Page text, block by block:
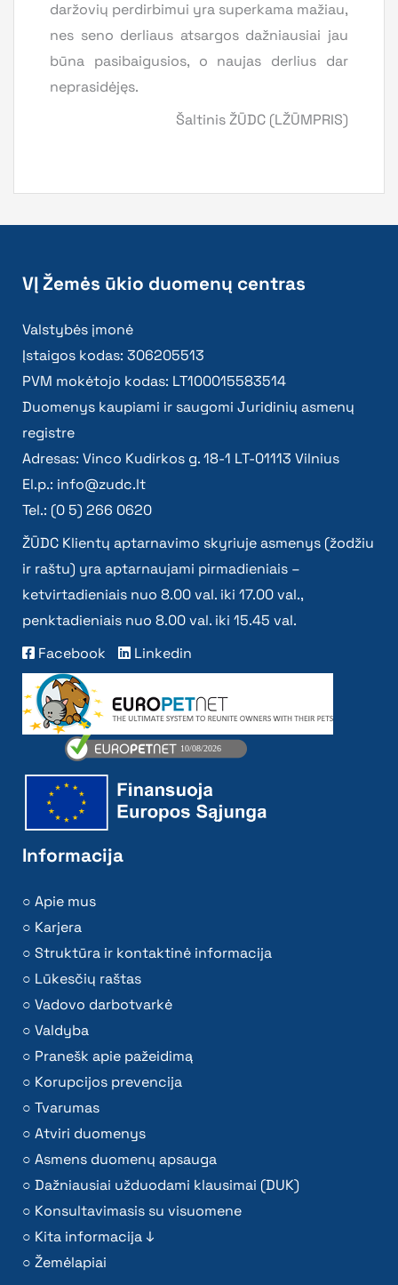
daržovių perdirbimui yra superkama mažiau,
nes seno derliaus atsargos dažniausiai jau
būna pasibaigusios, o naujas derlius dar
neprasidėjęs.
Šaltinis ŽŪDC (LŽŪMPRIS)
VĮ Žemės ūkio duomenų centras
Valstybės įmonė
Įstaigos kodas: 306205513
PVM mokėtojo kodas: LT100015583514
Duomenys kaupiami ir saugomi Juridinių asmenų
registre
Adresas: Vinco Kudirkos g. 18-1 LT-01113 Vilnius
El.p.: info@zudc.lt
Tel.: (0 5) 266 0620
ŽŪDC Klientų aptarnavimo skyriuje asmenys (žodžiu
ir raštu) yra aptarnaujami pirmadieniais –
ketvirtadieniais nuo 8.00 val. iki 17.00 val.,
penktadieniais nuo 8.00 val. iki 15.45 val.
Facebook
Linkedin
Informacija
Apie mus
Karjera
Struktūra ir kontaktinė informacija
Lūkesčių raštas
Vadovo darbotvarkė
Valdyba
Pranešk apie pažeidimą
Korupcijos prevencija
Tvarumas
Atviri duomenys
Asmens duomenų apsauga
Dažniausiai užduodami klausimai (DUK)
Konsultavimasis su visuomene
Kita informacija ↓
Žemėlapiai